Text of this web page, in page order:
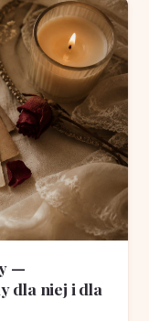
—
dla niej i dla